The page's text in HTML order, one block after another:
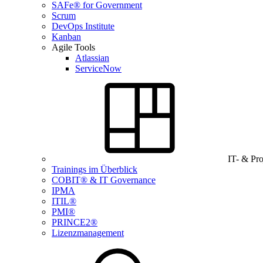
SAFe® for Government
Scrum
DevOps Institute
Kanban
Agile Tools
Atlassian
ServiceNow
IT- &
Trainings im Überblick
COBIT® & IT Governance
IPMA
ITIL®
PMI®
PRINCE2®
Lizenzmanagement